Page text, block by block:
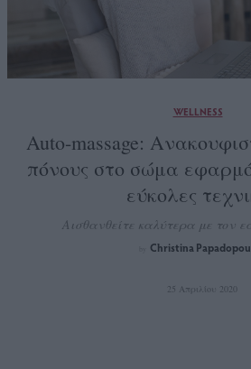
WELLNESS
Auto-massage:
πόνους στο σώμα
εύκολες
Αισθανθείτε καλύτερα με τον
Christina
25 Απριλίου 2020